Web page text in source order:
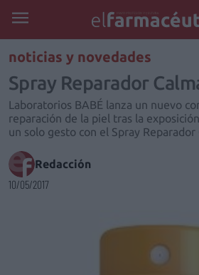
REGÍSTRATE
noticias y novedades
Spray Reparador
Laboratorios BABÉ lanza un nuevo
reparación de la piel tras la
un solo gesto con el Spray Reparador
Redacción
10/05/2017